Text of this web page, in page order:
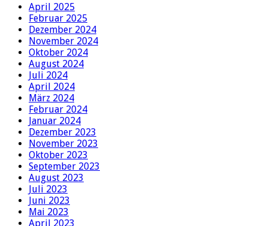
April 2025
Februar 2025
Dezember 2024
November 2024
Oktober 2024
August 2024
Juli 2024
April 2024
März 2024
Februar 2024
Januar 2024
Dezember 2023
November 2023
Oktober 2023
September 2023
August 2023
Juli 2023
Juni 2023
Mai 2023
April 2023